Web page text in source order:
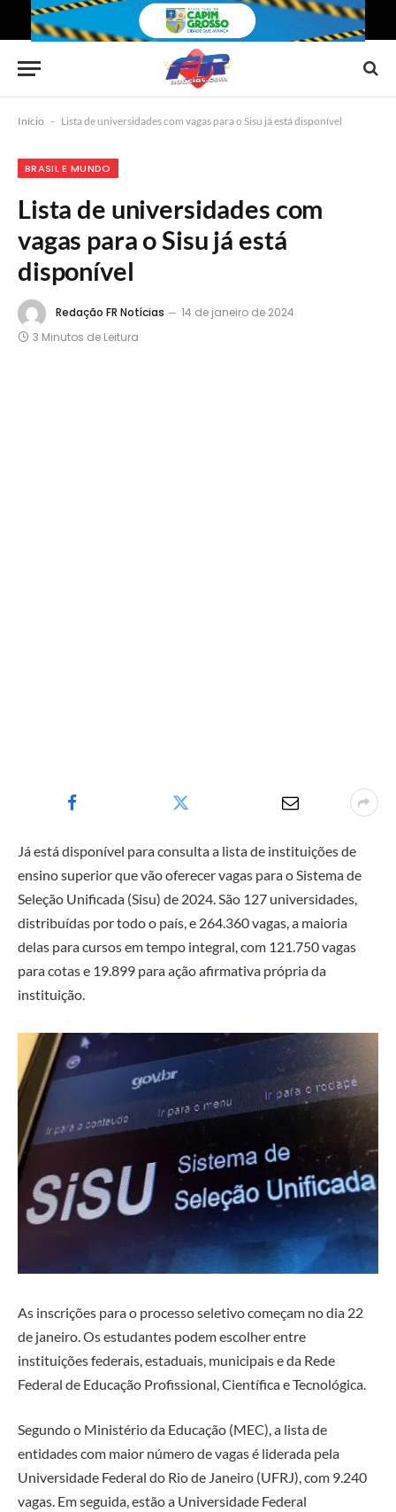
Início - Lista de universidades com vagas para o Sisu já está disponível
BRASIL E MUNDO
Lista de universidades com
vagas para o Sisu já está
disponível
Redação FR Notícias
14 de janeiro de 2024
3 Minutos de Leitura
Já está disponível para consulta a lista de instituições de
ensino superior que vão oferecer vagas para o Sistema de
Seleção Unificada (Sisu) de 2024. São 127 universidades,
distribuídas por todo o país, e 264.360 vagas, a maioria
delas para cursos em tempo integral, com 121.750 vagas
para cotas e 19.899 para ação afirmativa própria da
instituição.
As inscrições para o processo seletivo começam no dia 22
de janeiro. Os estudantes podem escolher entre
instituições federais, estaduais, municipais e da Rede
Federal de Educação Profissional, Científica e Tecnológica.
Segundo o Ministério da Educação (MEC), a lista de
entidades com maior número de vagas é liderada pela
Universidade Federal do Rio de Janeiro (UFRJ), com 9.240
vagas. Em seguida, estão a Universidade Federal